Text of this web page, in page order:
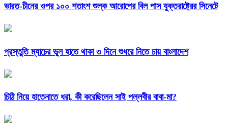
ভারত-চীনের ওপর ১০০ শতাংশ শুল্ক আরোপের বিল পাস যুক্তরাষ্ট্রের সিনেটে
প্রস্তুতি ম্যাচের ভুল হাতে থাকা ৩ দিনে শুধরে নিতে চায় বাংলাদেশ
চিঠি নিয়ে হাতেনাতে ধরা, কী করেছিলেন সাই পল্লবীর বাবা-মা?